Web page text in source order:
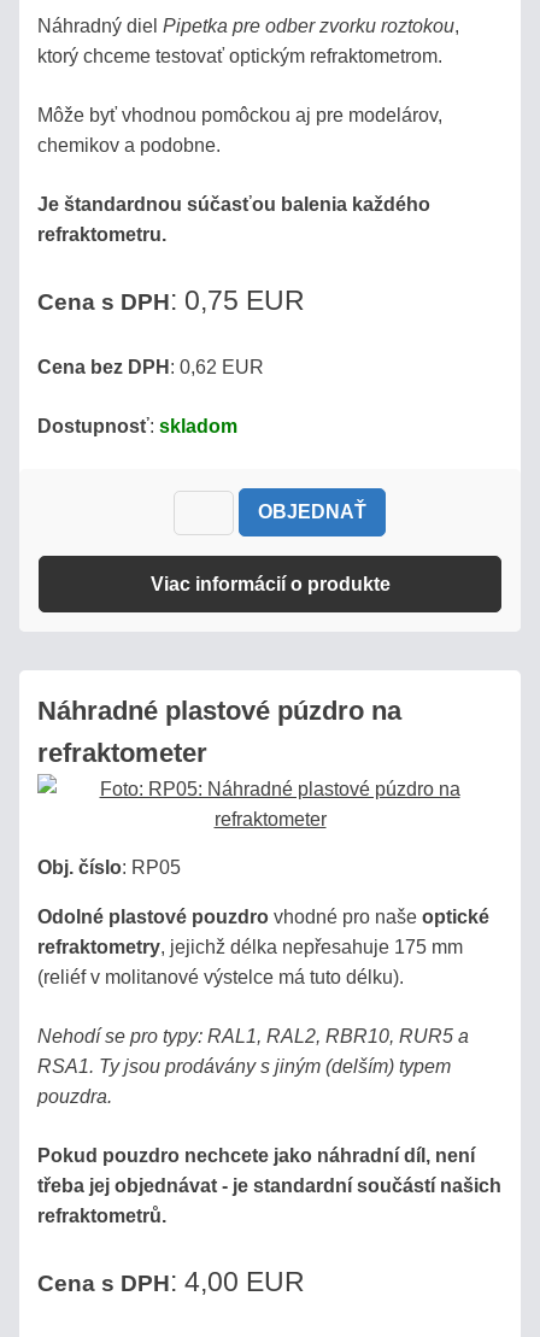
Náhradný diel Pipetka pre odber zvorku roztokou,
ktorý chceme testovať optickým refraktometrom.
Môže byť vhodnou pomôckou aj pre modelárov,
chemikov a podobne.
Je štandardnou súčasťou balenia každého
refraktometru.
Cena s DPH: 0,75 EUR
Cena bez DPH : 0,62 EUR
Dostupnosť: skladom
OBJEDNAŤ
Viac informácií o produkte
Náhradné plastové púzdro na
refraktometer
Obj. číslo: RP05
Odolné plastové pouzdro vhodné pro naše optické
refraktometry, jejichž délka nepřesahuje 175 mm
(reliéf v molitanové výstelce má tuto délku).
Nehodí se pro typy: RAL1, RAL2, RBR10, RUR5 a
RSA1. Ty jsou prodávány s jiným (delším) typem
pouzdra.
Pokud pouzdro nechcete jako náhradní díl, není
třeba jej objednávat - je standardní součástí našich
refraktometrů.
Cena s DPH: 4,00 EUR
PROČ
REFRAKTOMETR?
STANOVENIE
MUŠTU
VÝŤAŽOK
SALINITY
ROZTOKU
STANOVENIE
OBSAHU
Vyhľadávanie